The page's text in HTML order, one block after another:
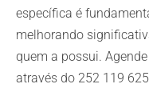
específica é
melhorando
quem a possui.
através do 252 119